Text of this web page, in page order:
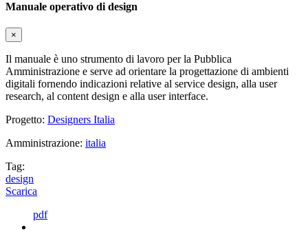
Manuale operativo di design
×
Il manuale è uno strumento di lavoro per la Pubblica
Amministrazione e serve ad orientare la progettazione di ambienti
digitali fornendo indicazioni relative al service design, alla user
research, al content design e alla user interface.
Progetto: Designers Italia
Amministrazione: italia
Tag:
design
Scarica
pdf